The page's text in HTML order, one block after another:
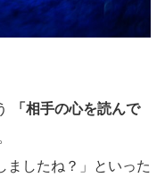
「相手の心を読んで
ましたね？」といった